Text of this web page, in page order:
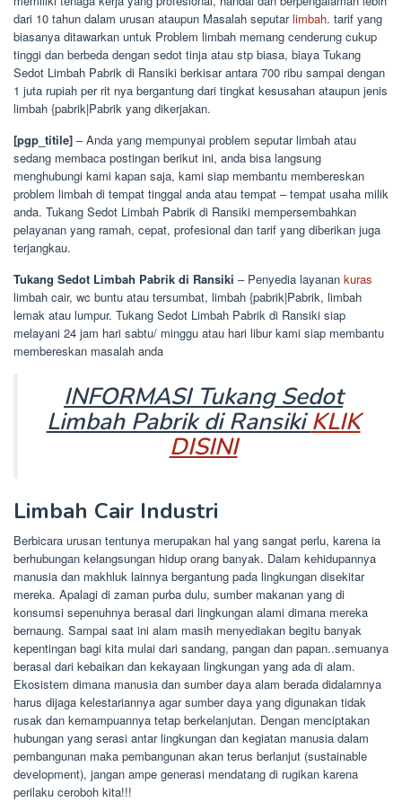
dari 10 tahun dalam urusan ataupun Masalah seputarlimbah. tarif yang
biasanya ditawarkan untuk Problem limbah memang cenderung cukup
tinggi dan berbeda dengan sedot tinja atau stp biasa, biaya Tukang
Sedot Limbah Pabrik di Ransiki berkisar antara 700 ribu sampai dengan
1 juta rupiah per rit nya bergantung dari tingkat kesusahan ataupun jenis
limbah {pabrik|Pabrik yang dikerjakan.
[pgp_titile] – Anda yang mempunyai problem seputar limbah atau
sedang membaca postingan berikut ini, anda bisa langsung
menghubungi kami kapan saja, kami siap membantu membereskan
problem limbah di tempat tinggal anda atau tempat – tempat usaha milik
anda. Tukang Sedot Limbah Pabrik di Ransiki mempersembahkan
pelayanan yang ramah, cepat, profesional dan tarif yang diberikan juga
terjangkau.
Tukang Sedot Limbah Pabrik di Ransiki – Penyedia layanan kuras
limbah cair, wc buntu atau tersumbat, limbah {pabrik|Pabrik, limbah
lemak atau lumpur. Tukang Sedot Limbah Pabrik di Ransiki siap
melayani 24 jam hari sabtu/ minggu atau hari libur kami siap membantu
membereskan masalah anda
INFORMASI Tukang Sedot
Limbah Pabrik di RansikiKLIK
DISINI
Limbah Cair Industri
Berbicara urusan tentunya merupakan hal yang sangat perlu, karena ia
berhubungan kelangsungan hidup orang banyak. Dalam kehidupannya
manusia dan makhluk lainnya bergantung pada lingkungan disekitar
mereka. Apalagi di zaman purba dulu, sumber makanan yang di
konsumsi sepenuhnya berasal dari lingkungan alami dimana mereka
bernaung. Sampai saat ini alam masih menyediakan begitu banyak
kepentingan bagi kita mulai dari sandang, pangan dan papan..semuanya
berasal dari kebaikan dan kekayaan lingkungan yang ada di alam.
Ekosistem dimana manusia dan sumber daya alam berada didalamnya
harus dijaga kelestariannya agar sumber daya yang digunakan tidak
rusak dan kemampuannya tetap berkelanjutan. Dengan menciptakan
hubungan yang serasi antar lingkungan dan kegiatan manusia dalam
pembangunan maka pembangunan akan terus berlanjut (sustainable
development), jangan ampe generasi mendatang di rugikan karena
perilaku ceroboh kita!!!